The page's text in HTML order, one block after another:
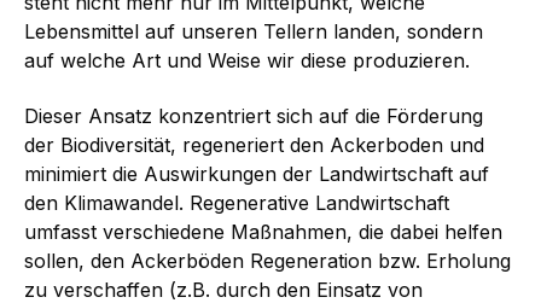
Lebensmittel auf unseren Tellern landen, sondern
auf welche Art und Weise wir diese produzieren.
Dieser Ansatz konzentriert sich auf die Förderung
der Biodiversität, regeneriert den Acker­boden und
minimiert die Auswirkungen der Landwirtschaft auf
den Klimawandel. Regenera­tive Landwirtschaft
umfasst verschiedene Maßnahmen, die dabei helfen
sollen, den Acker­böden Regeneration bzw. Erholung
zu verschaffen (z.B. durch den Einsatz von